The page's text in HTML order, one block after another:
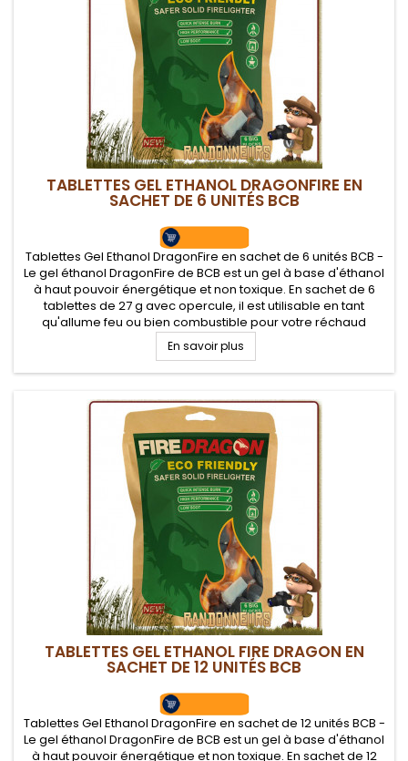
TABLETTES GEL ETHANOL DRAGONFIRE EN
SACHET DE 6 UNITÉS BCB
Tablettes Gel Ethanol DragonFire en sachet de 6 unités BCB -
Le gel éthanol DragonFire de BCB est un gel à base d'éthanol
à haut pouvoir énergétique et non toxique. En sachet de 6
tablettes de 27 g avec opercule, il est utilisable en tant
qu'allume feu ou bien combustible pour votre réchaud
éthanol.
En savoir plus
TABLETTES GEL ETHANOL FIRE DRAGON EN
SACHET DE 12 UNITÉS BCB
Tablettes Gel Ethanol DragonFire en sachet de 12 unités BCB -
Le gel éthanol DragonFire de BCB est un gel à base d'éthanol
à haut pouvoir énergétique et non toxique. En sachet de 12